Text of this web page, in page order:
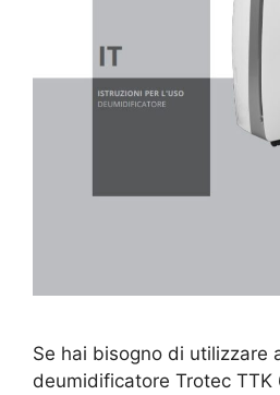
Se hai bisogno di utilizzare
deumidificatore Trotec TTK